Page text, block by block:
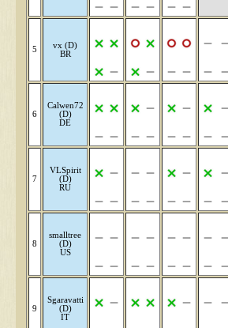
5
vx (D)
BR
6
Calwen72
(D)
DE
7
VLSpirit
(D)
RU
8
smalltree
(D)
US
9
Sgaravatti
(D)
IT